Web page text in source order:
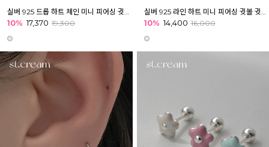
실버 925 드롭 하트 체인 미니 피어싱 귓볼 귓바퀴 아웃컨츠
10% 17,370 19,300
실버 925 라인 하트 미니 피어싱 귓볼 귓바퀴 아웃컨츠
10% 14,400 16,000